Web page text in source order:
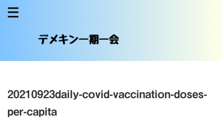
20210923daily-covid-vaccination-doses-
per-capita